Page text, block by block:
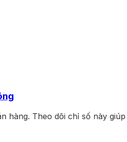
hàng. Theo dõi chỉ số này